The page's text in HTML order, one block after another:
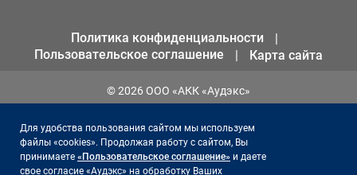
Политика конфиденциальности
Пользовательское соглашение
Карта сайта
© 2026 ООО «АКК «Аудэкс»
ИНН 1655301258
ОГРН 1141690066561
Для удобства пользования сайтом мы используем
файлы «cookies». Продолжая работу с сайтом, Вы
принимаете «Пользовательское соглашение» и даете
свое согласие «Аудэкс» на обработку Ваших